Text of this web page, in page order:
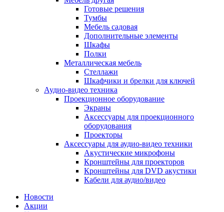
Готовые решения
Тумбы
Мебель садовая
Дополнительные элементы
Шкафы
Полки
Металлическая мебель
Стеллажи
Шкафчики и брелки для ключей
Аудио-видео техника
Проекционное оборудование
Экраны
Аксессуары для проекционного
оборудования
Проекторы
Аксессуары для аудио-видео техники
Акустические микрофоны
Кронштейны для проекторов
Кронштейны для DVD акустики
Кабели для аудио/видео
Новости
Акции